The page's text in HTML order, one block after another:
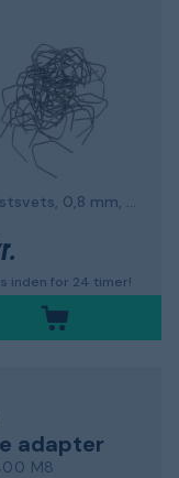
til plastsvets, 0,8 mm, type V, 50-pak
inden for 24 timer!
adapter
M8